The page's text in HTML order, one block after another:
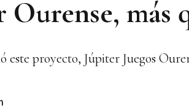
Ourense, más
este proyecto, Júpiter Juegos